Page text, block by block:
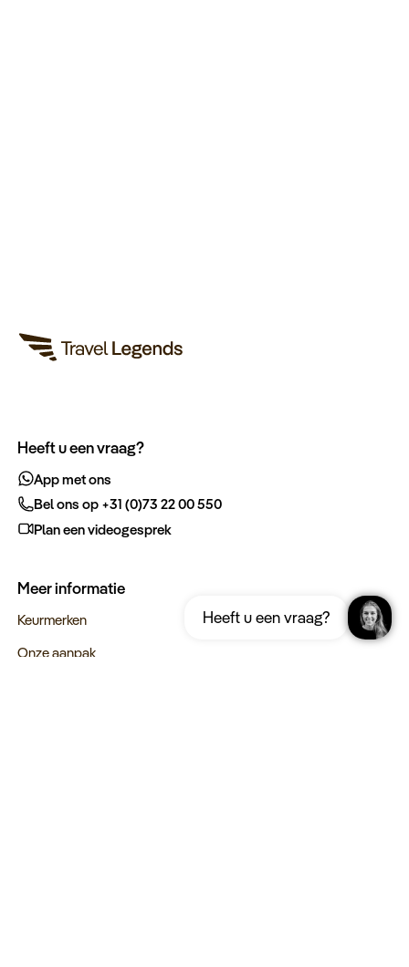
Japan
Download nu
Heeft u een vraag?
Heeft u een vraag?
App met ons
Bel ons op +31 (0)73 22 00 550
Plan een videogesprek
Meer informatie
Keurmerken
Onze aanpak